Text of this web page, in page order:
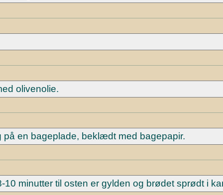
olivenolie.
en bageplade, beklædt med bagepapir.
minutter til osten er gylden og brødet sprødt i